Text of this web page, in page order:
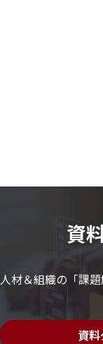
資
人材＆組織の「課
資